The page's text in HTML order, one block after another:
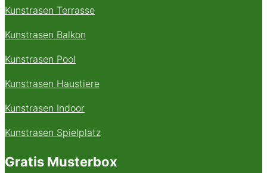
Kunstrasen Terrasse
Kunstrasen Balkon
Kunstrasen Pool
Kunstrasen Haustiere
Kunstrasen Indoor
Kunstrasen Spielplatz
Gratis Musterbox